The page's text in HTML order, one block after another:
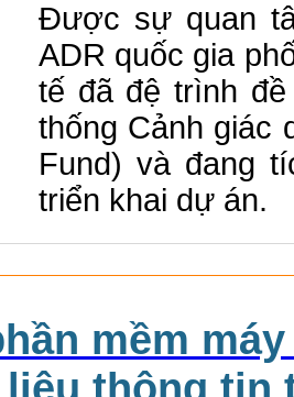
Được sự quan
ADR quốc gia
tế đã đệ trình
thống Cảnh giác
Fund) và đang
triển khai dự án.
mềm